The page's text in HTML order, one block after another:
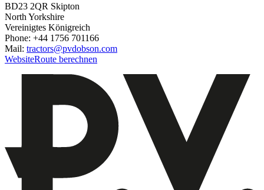
BD23 2QR Skipton
North Yorkshire
Vereinigtes Königreich
Phone: +44 1756 701166
Mail: tractors@pvdobson.com
WebsiteRoute berechnen